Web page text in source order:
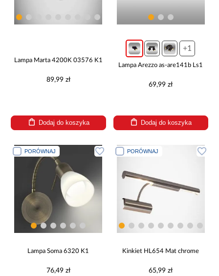
Lampa Marta 4200K 03576 K1
89,99 zł
Dodaj do koszyka
+1
Lampa Arezzo as-are141b Ls1
69,99 zł
Dodaj do koszyka
PORÓWNAJ
Lampa Soma 6320 K1
76,49 zł
PORÓWNAJ
Kinkiet HL654 Mat chrome
65,99 zł